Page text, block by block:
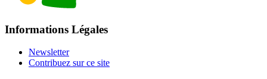
Informations Légales
Newsletter
Contribuez sur ce site